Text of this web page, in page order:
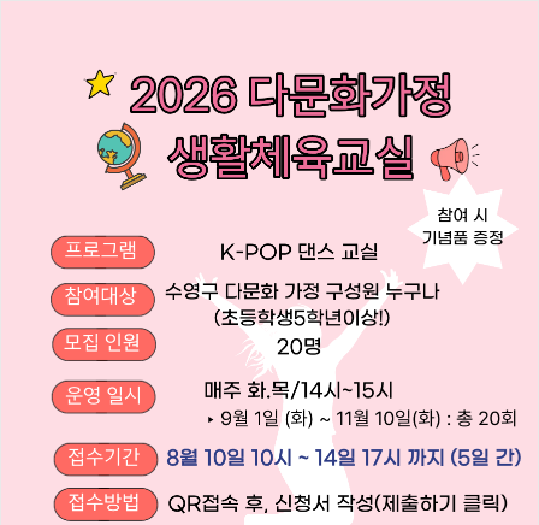
열기
열기
열기
부산광역시수영구체육회 소식
공지사항 경영공시 채용공고